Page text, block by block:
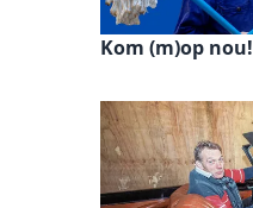
Kom (m)op nou!